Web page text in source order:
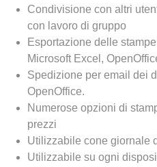
Condivisione con altri
con lavoro di gruppo
Esportazione delle
Microsoft Excel,
Spedizione per email dei
OpenOffice.
Numerose opzioni di
prezzi
Utilizzabile cone giornale
Utilizzabile su ogni